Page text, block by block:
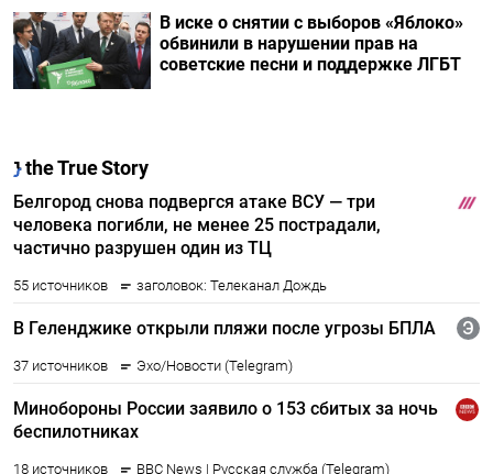
В иске о снятии с выборов «Яблоко»
обвинили в нарушении прав на
советские песни и поддержке ЛГБТ